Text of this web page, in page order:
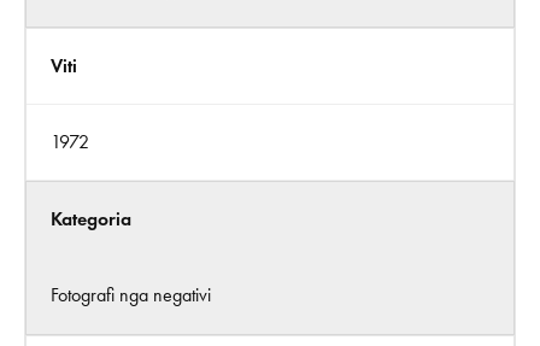
Viti
1972
Kategoria
Fotografi nga negativi